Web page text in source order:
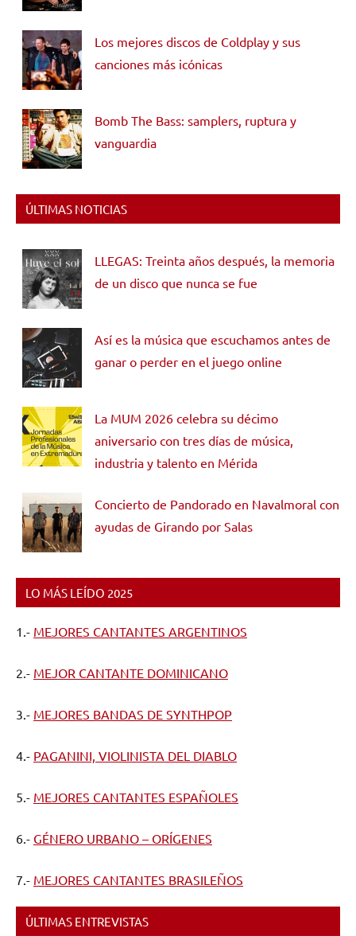
Los mejores discos de Coldplay y sus
canciones más icónicas
Bomb The Bass: samplers, ruptura y
vanguardia
ÚLTIMAS NOTICIAS
LLEGAS: Treinta años después, la memoria
de un disco que nunca se fue
Así es la música que escuchamos antes de
ganar o perder en el juego online
La MUM 2026 celebra su décimo
aniversario con tres días de música,
industria y talento en Mérida
Concierto de Pandorado en Navalmoral con
ayudas de Girando por Salas
LO MÁS LEÍDO 2025
1.- MEJORES CANTANTES ARGENTINOS
2.- MEJOR CANTANTE DOMINICANO
3.- MEJORES BANDAS DE SYNTHPOP
4.- PAGANINI, VIOLINISTA DEL DIABLO
5.- MEJORES CANTANTES ESPAÑOLES
6.- GÉNERO URBANO – ORÍGENES
7.- MEJORES CANTANTES BRASILEÑOS
ÚLTIMAS ENTREVISTAS